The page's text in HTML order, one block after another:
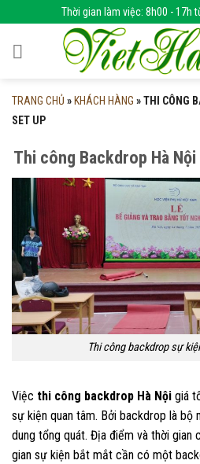
to
content
Thời gian làm việc: 8h00 - 17h
TRANG CHỦ » KHÁCH HÀNG »THI CÔNG
SET UP
Thi công Backdrop Hà Nội
Thi công backdrop sự
Việc thi công backdrop Hà Nội giá
sự kiện quan tâm. Bởi backdrop là bộ
dung tổng quát. Địa điểm và thời gian
gian sự kiện bắt mắt cần có một